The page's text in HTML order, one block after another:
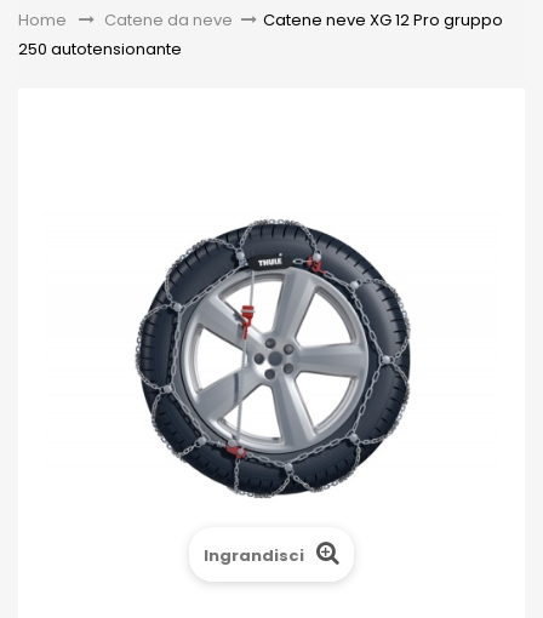
Home &gt;Catene da neve > Catene neve XG 12 Pro gruppo
250 autotensionante
Ingrandisci